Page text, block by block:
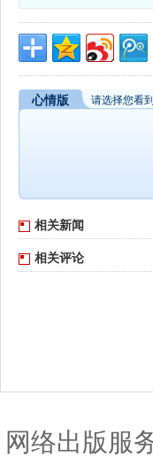
心情版 请选择您看
相关新闻
相关评论
网络出版服